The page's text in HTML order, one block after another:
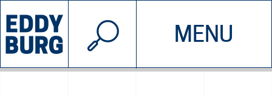
MENU
INIZIATIVE CHI SIAMO
© 2026 EDDYBURG